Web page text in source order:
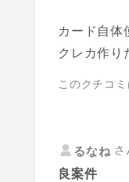
カード自体
クレカ作り
このクチコ
るなね
良案件